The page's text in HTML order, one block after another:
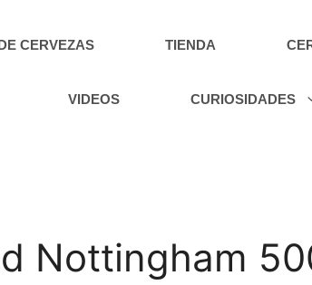
CERVEZAS TIENDA
VIDEOS CURIOSIDADES
Nottingham